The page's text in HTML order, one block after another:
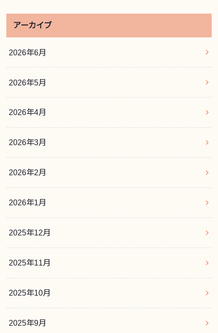
アーカイブ
2026年6月
2026年5月
2026年4月
2026年3月
2026年2月
2026年1月
2025年12月
2025年11月
2025年10月
2025年9月